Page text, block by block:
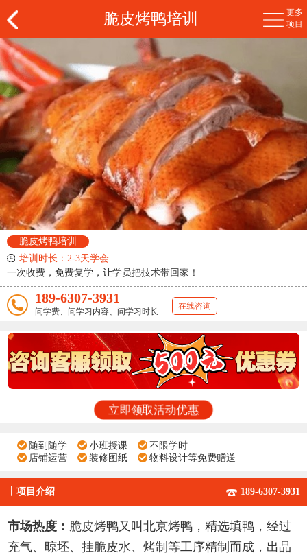
脆皮烤鸭培训
更多
项目
脆皮烤鸭培训
培训时长：2-3天学会
一次收费，免费复学，让学员把技术带回家！
189-6307-3931
问学费、问学习内容、问学习时长
在线咨询
立即领取活动优惠
随到随学 小班授课
不限学时
店铺运营
装修图纸 物料设计等免费赠送
项目介绍 189-6307-3931
市场热度 ： 脆皮烤鸭又叫北京烤鸭，精选填鸭，经过
充气、晾坯、挂脆皮水、烤制等工序精制而成，出品